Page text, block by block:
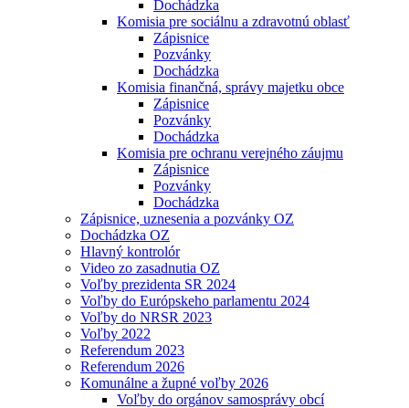
Dochádzka
Komisia pre sociálnu a zdravotnú oblasť
Zápisnice
Pozvánky
Dochádzka
Komisia finančná, správy majetku obce
Zápisnice
Pozvánky
Dochádzka
Komisia pre ochranu verejného záujmu
Zápisnice
Pozvánky
Dochádzka
Zápisnice, uznesenia a pozvánky OZ
Dochádzka OZ
Hlavný kontrolór
Video zo zasadnutia OZ
Voľby prezidenta SR 2024
Voľby do Európskeho parlamentu 2024
Voľby do NRSR 2023
Voľby 2022
Referendum 2023
Referendum 2026
Komunálne a župné voľby 2026
Voľby do orgánov samosprávy obcí